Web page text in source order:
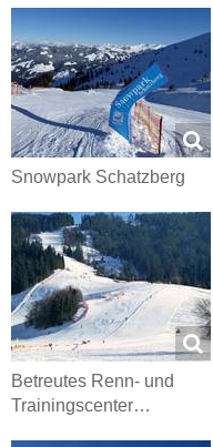
Snowpark Schatzberg
Betreutes Renn- und
Trainingscenter…